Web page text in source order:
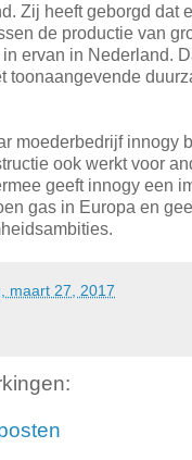
Zij heeft geborgd dat
de productie van
ervan in Nederland.
toonaangevende
moederbedrijf innogy
ook werkt voor
geeft innogy een
gas in Europa en
maart 27, 2017